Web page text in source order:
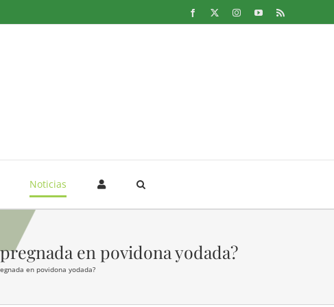
Facebook InstagramYouTubeRss
Noticias
en povidona yodada?
en povidona yodada?